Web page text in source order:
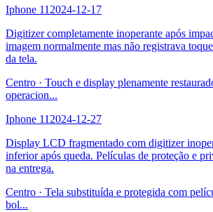
Iphone 112024-12-17
Digitizer completamente inoperante após
imagem normalmente mas não registrava
da tela.
Centro · Touch e display plenamente
operacion...
Iphone 112024-12-27
Display LCD fragmentado com digitizer
inferior após queda. Películas de proteção e
na entrega.
Centro · Tela substituída e protegida com
bol...